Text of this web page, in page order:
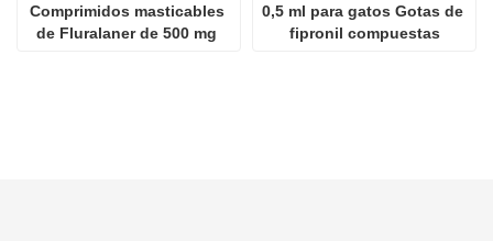
Comprimidos masticables
de Fluralaner de 500 mg
0,5 ml para gatos Gotas de
fipronil compuestas